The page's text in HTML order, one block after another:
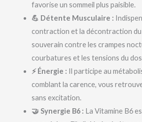
favorise un sommeil plus paisible.
💪 Détente Musculaire :
contraction et la décontraction du
souverain contre les crampes
courbatures et les tensions du
⚡ Énergie : Il participe au
comblant la carence, vous
sans excitation.
🤝 Synergie B6 : La Vitamine B6